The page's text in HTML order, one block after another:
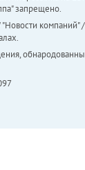
запрещено.